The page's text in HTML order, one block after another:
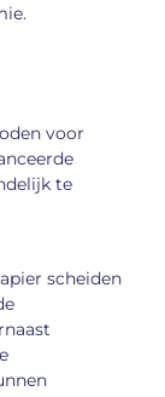
voor
te
scheiden